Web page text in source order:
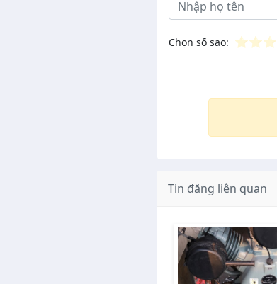
Chọn số sao: ⭐⭐⭐
Tin đăng liên quan